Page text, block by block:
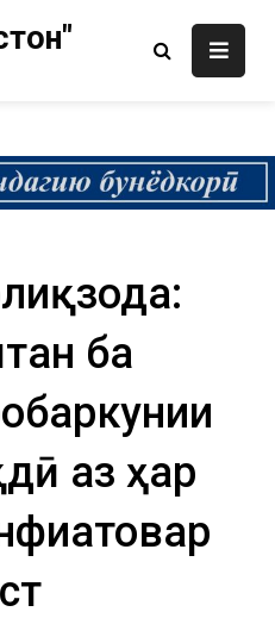
ба
аз ҳар